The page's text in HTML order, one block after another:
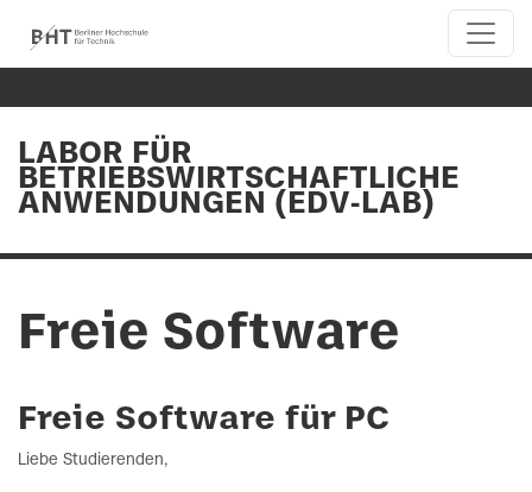
LABOR FÜR
BETRIEBSWIRTSCHAFTLICHE
ANWENDUNGEN (EDV-LAB)
Freie Software
Freie Software für PC
Liebe Studierenden,